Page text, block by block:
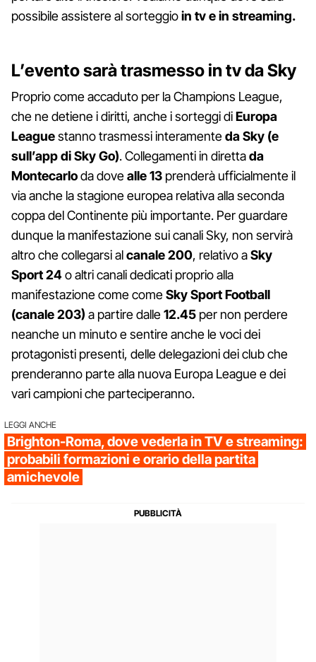
possibile assistere al sorteggioin tv e in streaming.
L’evento sarà trasmesso in tv da Sky
Proprio come accaduto per la Champions League,
che ne detiene i diritti, anche i sorteggi diEuropa
Leaguestanno trasmessi interamenteda Sky (e
sull’app di Sky Go). Collegamenti in direttada
Montecarloda dovealle 13 prenderà ufficialmente il
via anche la stagione europea relativa alla seconda
coppa del Continente più importante. Per guardare
dunque la manifestazione sui canali Sky, non servirà
altro che collegarsi alcanale 200, relativo aSky
Sport 24o altri canali dedicati proprio alla
manifestazione come comeSky Sport Football
(canale 203) a partire dalle12.45 per non perdere
neanche un minuto e sentire anche le voci dei
protagonisti presenti, delle delegazioni dei club che
prenderanno parte alla nuova Europa League e dei
vari campioni che parteciperanno.
LEGGI ANCHE
Brighton-Roma, dove vederla in TV e streaming:
probabili formazioni e orario della partita
amichevole